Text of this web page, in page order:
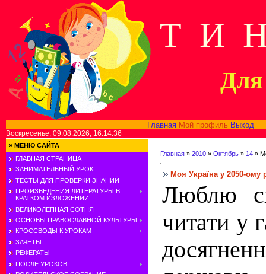
Т И
Для
Главная Мой профиль Выход
Воскресенье, 09.08.2026, 16:14:36
» МЕНЮ САЙТА
ГЛАВНАЯ СТРАНИЦА
ЗАНИМАТЕЛЬНЫЙ УРОК
ТЕСТЫ ДЛЯ ПРОВЕРКИ ЗНАНИЙ
ПРОИЗВЕДЕНИЯ ЛИТЕРАТУРЫ В
КРАТКОМ ИЗЛОЖЕНИИ
ВЕЛИКОЛЕПНАЯ СОТНЯ
ОСНОВЫ ПРАВОСЛАВНОЙ КУЛЬТУРЫ
КРОССВОДЫ К УРОКАМ
ЗАЧЕТЫ
РЕФЕРАТЫ
ПОСЛЕ УРОКОВ
Главная » 2010 » Октябрь » 14 »
Моя Україна у 2050-ому
Люблю
читати у